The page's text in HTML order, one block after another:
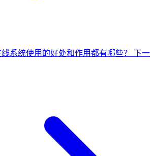
系统使用的好处和作用都有哪些？
下一